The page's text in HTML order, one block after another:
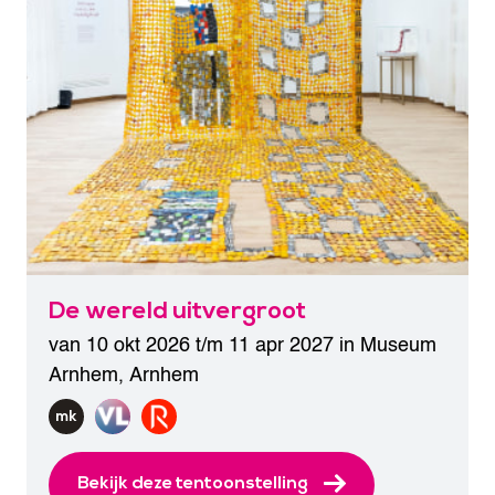
De wereld uitvergroot
van 10 okt 2026 t/m 11 apr 2027 in Museum
Arnhem, Arnhem
Bekijk deze tentoonstelling